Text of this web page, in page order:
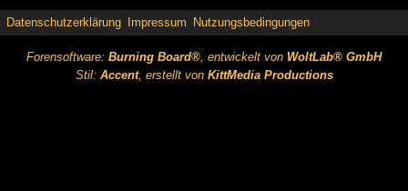
Datenschutzerklärung Impressum Nutzungsbedingungen
Forensoftware: Burning Board®, entwickelt von WoltLab® GmbH
Stil: Accent, erstellt von KittMedia Productions